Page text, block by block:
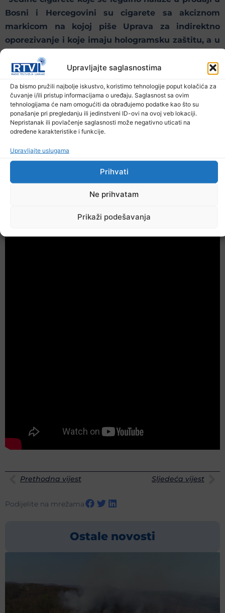
Upravljajte saglasnostima
Da bismo pružili najbolje iskustvo, koristimo tehnologije poput kolačića za
čuvanje i/ili pristup informacijama o uređaju. Saglasnost sa ovim
tehnologijama će nam omogućiti da obrađujemo podatke kao što su
ponašanje pri pregledanju ili jedinstveni ID-ovi na ovoj veb lokaciji.
Nepristanak ili povlačenje saglasnosti može negativno uticati na
određene karakteristike i funkcije.
Upravljajte uslugama
Prihvati
Ne prihvatam
Prikaži podešavanja
Bosni i Hercegovini su cigarete sa akciznom
markicom na kojoj piše Uprava za indirektno
oporezivanje i koje imaju hologramsku zaštitu, a u
cigarete koje nemaju akciznu markicu ili imaju
tržištu Bosne i Hercegovine”, napominje portparol
Uprave za indirektno oporezivanje BiH Ratko
Kovačević.
standarde – borba protiv sive ekonomije postaje
mnogo više od fiskalne teme. Svaka ilegalna paklica
znači manje novca za budžete, zdravstvo i javne
usluge. A svaka zatvorena ruta šverca najvažniji je
Prethodna vijest Sljedeća vijest
Podijelite na mrežama
Ostale novosti